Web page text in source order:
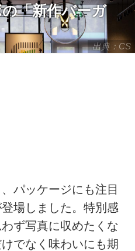
出典：CS
「新作バーガ
パッケージにも注目
場しました。特別感
ず写真に収めたくな
でなく味わいにも期